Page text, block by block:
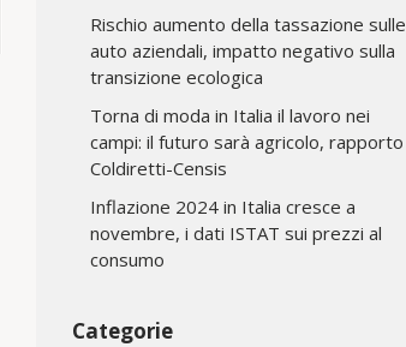
Rischio aumento della tassazione sulle
auto aziendali, impatto negativo sulla
transizione ecologica
Torna di moda in Italia il lavoro nei
campi: il futuro sarà agricolo, rapporto
Coldiretti-Censis
Inflazione 2024 in Italia cresce a
novembre, i dati ISTAT sui prezzi al
consumo
Categorie